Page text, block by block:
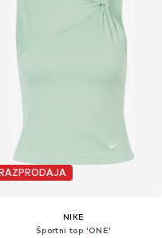
NIKE
Športni top 'ONE'